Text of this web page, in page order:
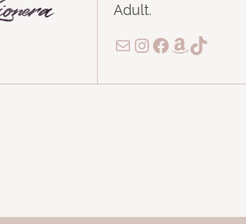
Adult.
E-MailInstagram
Facebook
Amazon
TikTok